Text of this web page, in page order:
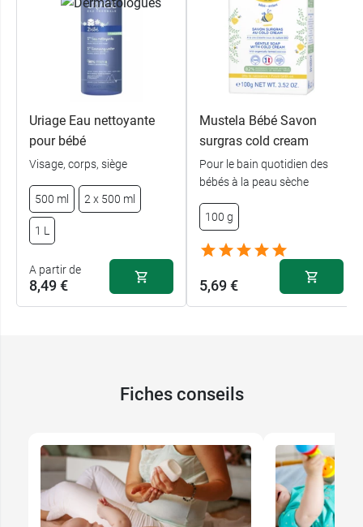
Uriage Eau nettoyante
pour bébé
Visage, corps, siège
500 ml 2 x 500 ml
1 L
A partir de
8,49 €
Mustela Bébé Savon
surgras cold cream
Pour le bain quotidien des
bébés à la peau sèche
100 g
5,69 €
Fiches conseils